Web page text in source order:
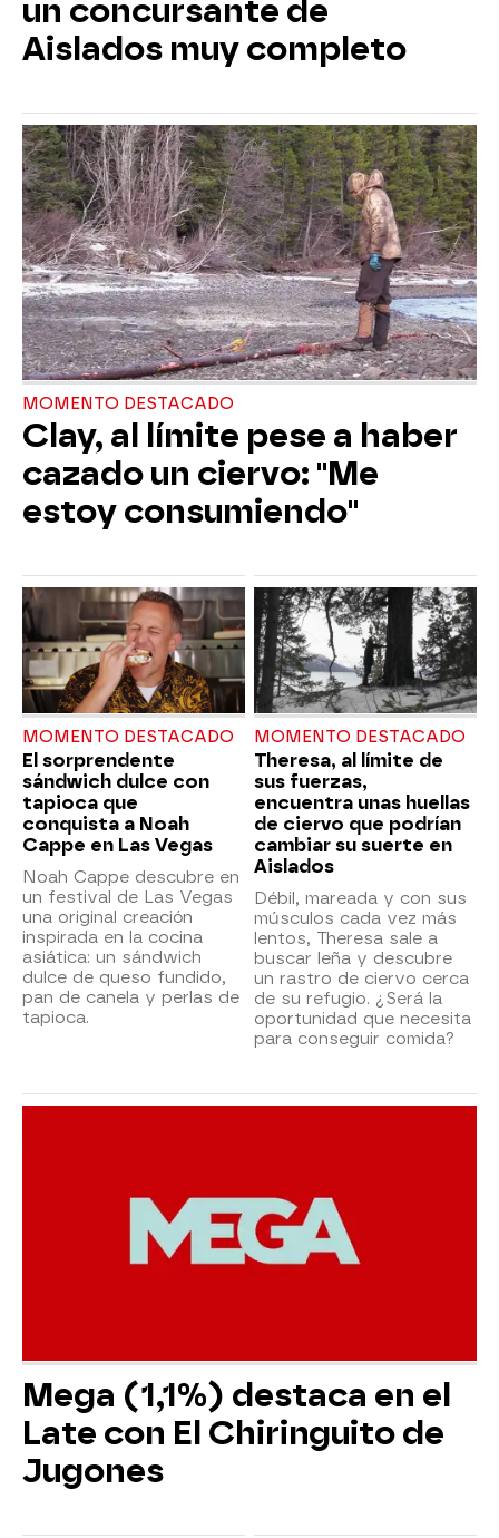
un concursante de
Aislados muy completo
MOMENTO DESTACADO
Clay, al límite pese a haber
cazado un ciervo: "Me
estoy consumiendo"
MOMENTO DESTACADO
El sorprendente
sándwich dulce con
tapioca que
conquista a Noah
Cappe en Las Vegas
Noah Cappe descubre en
un festival de Las Vegas
una original creación
inspirada en la cocina
asiática: un sándwich
dulce de queso fundido,
pan de canela y perlas de
tapioca.
MOMENTO DESTACADO
Theresa, al límite de
sus fuerzas,
encuentra unas huellas
de ciervo que podrían
cambiar su suerte en
Aislados
Débil, mareada y con sus
músculos cada vez más
lentos, Theresa sale a
buscar leña y descubre
un rastro de ciervo cerca
de su refugio. ¿Será la
oportunidad que necesita
para conseguir comida?
Mega (1,1%) destaca en el
Late con El Chiringuito de
Jugones